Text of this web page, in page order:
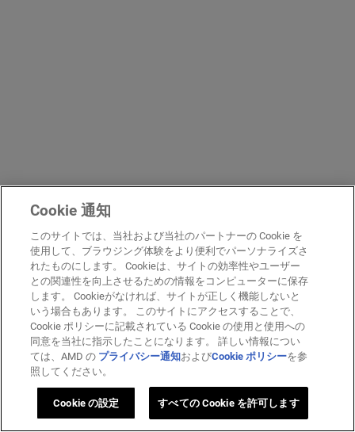
Cookie 通知
このサイトでは、当社および当社のパートナーの Cookie を
使用して、ブラウジング体験をより便利でパーソナライズさ
れたものにします。 Cookieは、サイトの効率性やユーザー
との関連性を向上させるための情報をコンピューターに保存
します。 Cookieがなければ、サイトが正しく機能しないと
いう場合もあります。 このサイトにアクセスすることで、
Cookie ポリシーに記載されている Cookie の使用と使用への
同意を当社に指示したことになります。 詳しい情報につい
ては、AMD の プライバシー通知およびCookie ポリシーを参
照してください。
Cookie の設定 すべての Cookie を許可します